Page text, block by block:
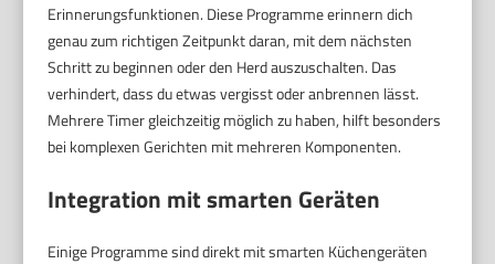
Erinnerungsfunktionen. Diese Programme erinnern dich
genau zum richtigen Zeitpunkt daran, mit dem nächsten
Schritt zu beginnen oder den Herd auszuschalten. Das
verhindert, dass du etwas vergisst oder anbrennen lässt.
Mehrere Timer gleichzeitig möglich zu haben, hilft besonders
bei komplexen Gerichten mit mehreren Komponenten.
Integration mit smarten Geräten
Einige Programme sind direkt mit smarten Küchengeräten